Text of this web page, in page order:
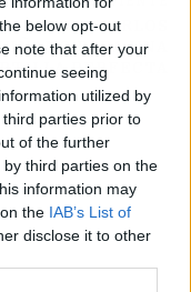
below opt-out
note that after your
seeing
utilized by
parties prior to
of the further
third parties on the
information may
the IAB’s List of
disclose it to other
DE KARLOS
PARA UNA
PERFECTA